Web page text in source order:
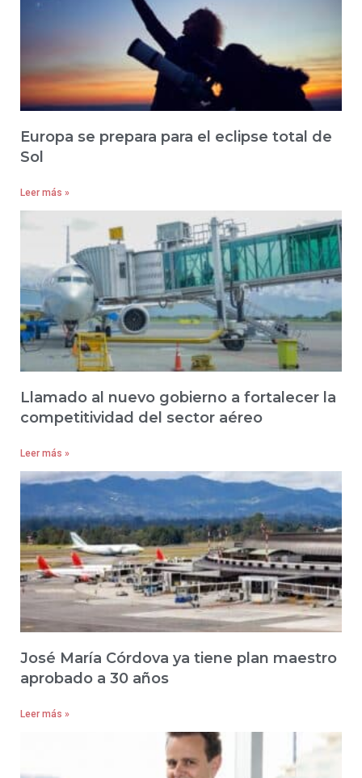
Europa se prepara para el eclipse total de
Sol
Leer más »
Llamado al nuevo gobierno a fortalecer la
competitividad del sector aéreo
Leer más »
José María Córdova ya tiene plan maestro
aprobado a 30 años
Leer más »